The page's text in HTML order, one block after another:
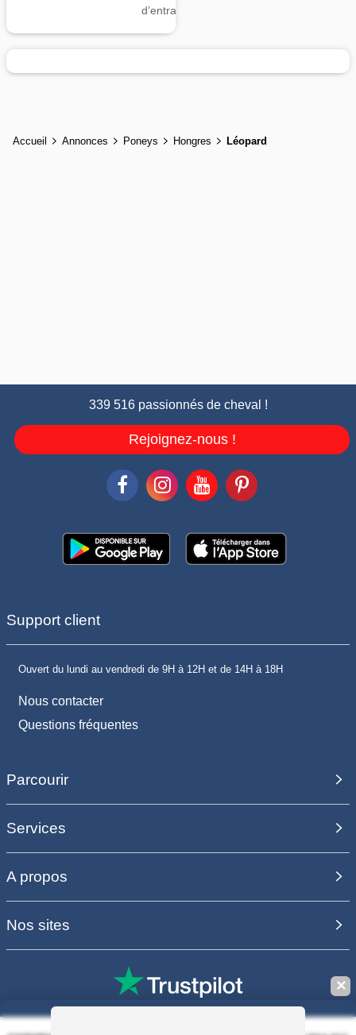
d’entrainement
Accueil Annonces Poneys Hongres Léopard
339 516 passionnés de cheval !
Rejoignez-nous !
Support client
Ouvert du lundi au vendredi de 9H à 12H et de 14H à 18H
Nous contacter
Questions fréquentes
Parcourir
Services
A propos
Nos sites
✕